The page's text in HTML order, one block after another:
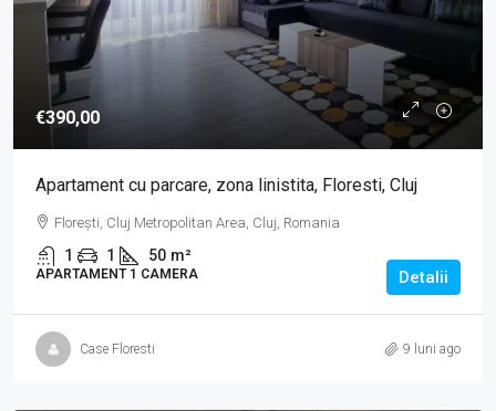
€390,00
Apartament cu parcare, zona linistita, Floresti, Cluj
Florești, Cluj Metropolitan Area, Cluj, Romania
1 1 50 m²
APARTAMENT 1 CAMERA Detalii
Case Floresti 9 luni ago